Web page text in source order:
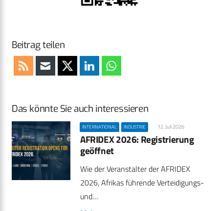
Beitrag teilen
Das könnte Sie auch interessieren
INTERNATIONAL INDUSTRIE 12. Juli 2026
AFRIDEX 2026: Registrierung
geöffnet
Wie der Veranstalter der AFRIDEX
2026, Afrikas führende Verteidigungs-
und…